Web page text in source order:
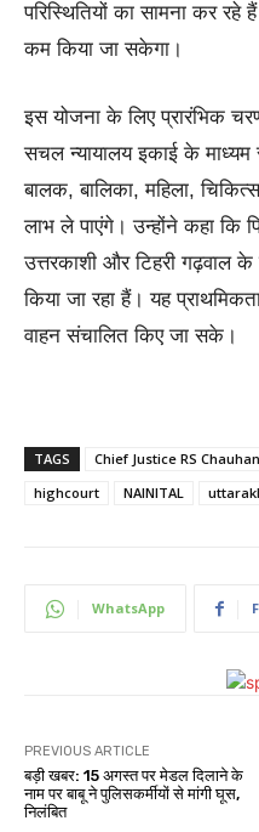
परिस्थितियों का सामना कर
कम किया जा सकेगा।
इस योजना के लिए प्रारंभिक
सचल न्यायालय इकाई के
बालक, बालिका, महिला,
लाभ ले पाएंगे। उन्होंने कहा कि
उत्तरकाशी और टिहरी गढ़वाल
किया जा रहा हैं। यह
वाहन संचालित किए जा सके।
TAGS Chief Justice RS Chauhan
highcourt
NAINITAL
WhatsApp
PREVIOUS ARTICLE
बड़ी खबर: 15 अगस्त पर मेडल दिलाने के
नाम पर बाबू ने पुलिसकर्मीयों से मांगी घूस,
निलंबित